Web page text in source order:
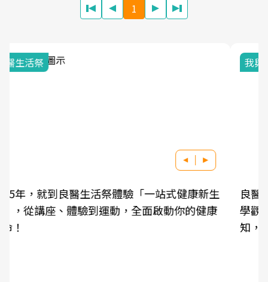
1
我與健康韌性的距離
良醫健康網從「換季的身體變化」出發，透過醫
學觀點與日常感受的對話，建立對亞健康的認